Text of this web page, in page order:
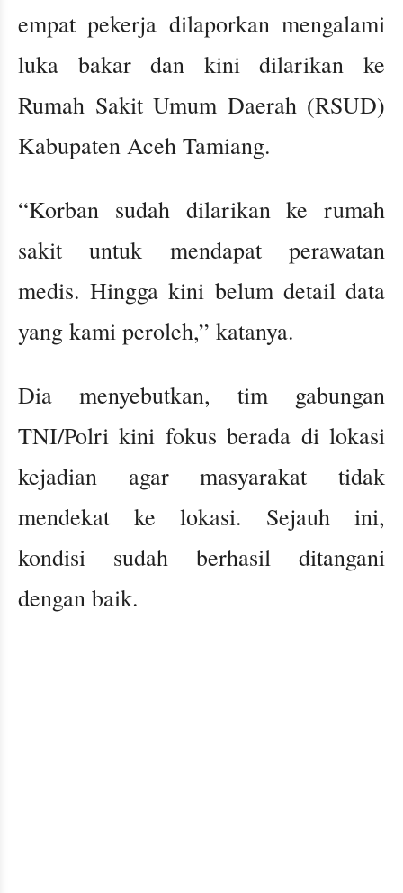
empat pekerja dilaporkan mengalami
luka bakar dan kini dilarikan ke
Rumah Sakit Umum Daerah (RSUD)
Kabupaten Aceh Tamiang.
“Korban sudah dilarikan ke rumah
sakit untuk mendapat perawatan
medis. Hingga kini belum detail data
yang kami peroleh,” katanya.
Dia menyebutkan, tim gabungan
TNI/Polri kini fokus berada di lokasi
kejadian agar masyarakat tidak
mendekat ke lokasi. Sejauh ini,
kondisi sudah berhasil ditangani
dengan baik.